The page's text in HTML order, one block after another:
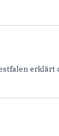
erklärt